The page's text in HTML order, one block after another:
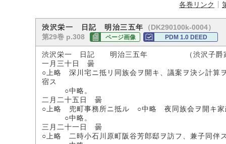
各巻リンク
渋沢栄一 日記 明治三五年
（DK290100k-0004）
第29巻 p.308
ページ画像 PDM 1.0 DEED
渋沢栄一 日記 明治三五年 （渋沢子爵家
一月三十日 曇
○上略 深川宅ニ抵リ同族会ヲ開キ、議案ヲ決シ計算
宿ス
○中略。
二月二十五日 曇
○上略 兜町事務所ニ抵ル ○中略 夜同族会ヲ開キ
○中略。
三月二十一日 曇
○上略 二時小石川原町阪谷芳郎邸ヲ訪フ、兼子同